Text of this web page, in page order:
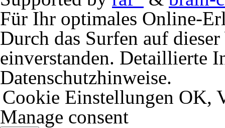
Für Ihr optimales Online-
Durch das Surfen auf
einverstanden. Detaillierte
Datenschutzhinweise.
Cookie Einstellungen OK,
Manage consent